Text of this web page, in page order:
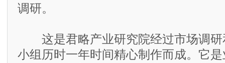
调研。
这是君略产业研究院经过市场调研
小组历时一年时间精心制作而成。它